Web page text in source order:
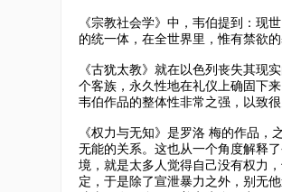
《宗教社会学》中，韦伯提到：现
的统一体，在全世界里，惟有禁欲
《古犹太教》就在以色列丧失其现
个客族，永久性地在礼仪上确固下
韦伯作品的整体性非常之强，以致
《权力与无知》是罗洛 梅的作品
无能的关系。这也从一个角度解释
境，就是太多人觉得自己没有权力
定，于是除了宣泄暴力之外，别无